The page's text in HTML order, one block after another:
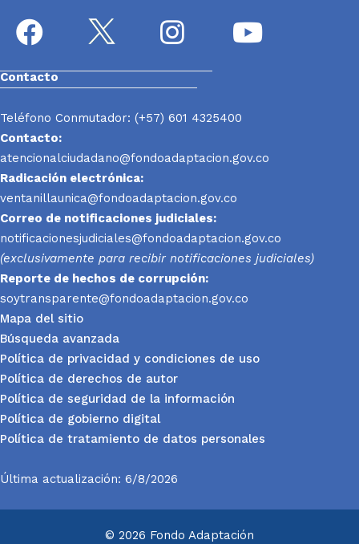
Contacto
Teléfono Conmutador: (+57) 601 4325400
Contacto:
atencionalciudadano@fondoadaptacion.gov.co
Radicación electrónica:
ventanillaunica@fondoadaptacion.gov.co
Correo de notificaciones judiciales:
notificacionesjudiciales@fondoadaptacion.gov.co
(exclusivamente para recibir notificaciones judiciales)
Reporte de hechos de corrupción:
soytransparente@fondoadaptacion.gov.co
Mapa del sitio
Búsqueda avanzada
Política de privacidad y condiciones de uso
Política de derechos de autor
Política de seguridad de la información
Política de gobierno digital
Política de tratamiento de datos personales
Última actualización: 6/8/2026
© 2026 Fondo Adaptación